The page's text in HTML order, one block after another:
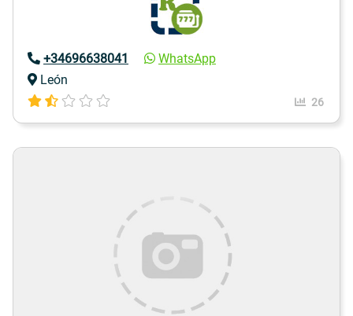
+34696638041
WhatsApp
León
26